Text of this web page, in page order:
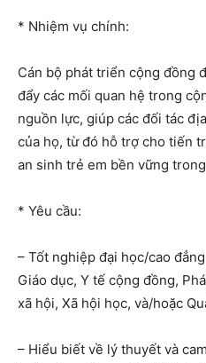
* Nhiệm vụ chính:
Cán bộ phát triển cộng đồng
đẩy các mối quan hệ trong
nguồn lực, giúp các đối tác
của họ, từ đó hỗ trợ cho tiến
an sinh trẻ em bền vững
* Yêu cầu:
– Tốt nghiệp đại học/cao
Giáo dục, Y tế cộng đồng,
xã hội, Xã hội học, và/hoặc
– Hiểu biết về lý thuyết và